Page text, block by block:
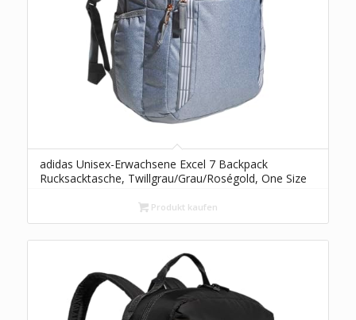
adidas Unisex-Erwachsene Excel 7 Backpack
Rucksacktasche, Twillgrau/Grau/Roségold, One Size
Produkt kaufen